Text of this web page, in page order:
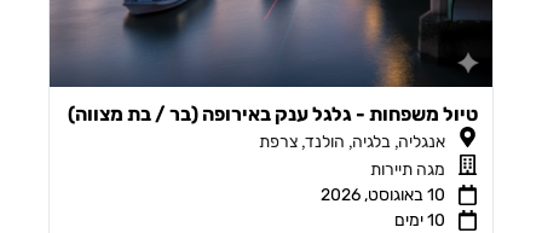
טיול משפחות - גלגל ענק באירופה (בר / בת מצווה)
אנגליה, בלגיה, הולנד, צרפת
מגה תיירות
10 באוגוסט, 2026
10 ימים